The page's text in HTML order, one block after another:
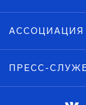
ПРЕСС-